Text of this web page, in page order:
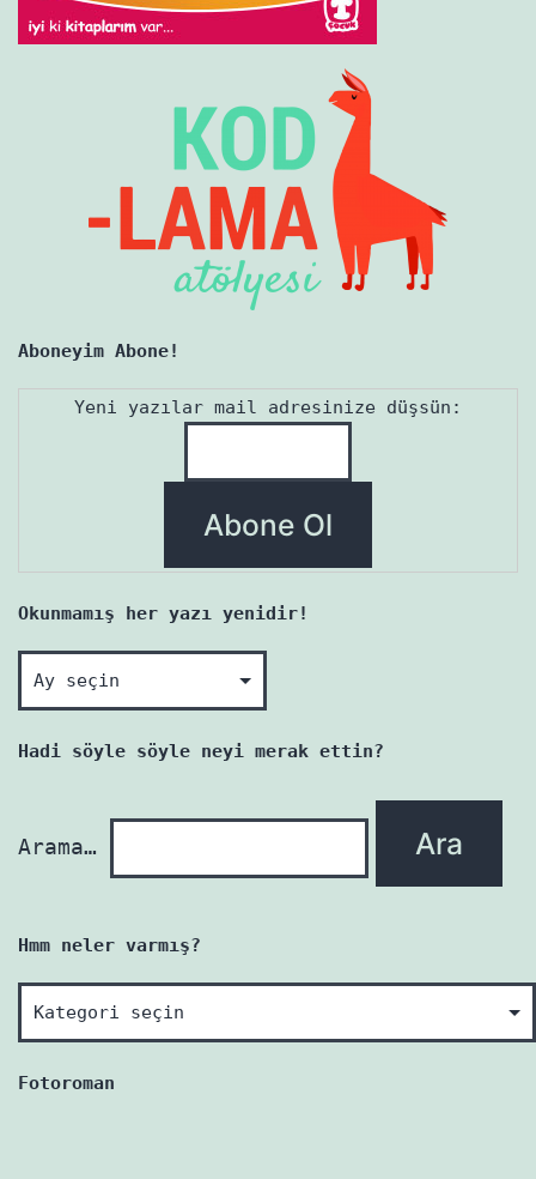
Aboneyim Abone!
Yeni yazılar mail adresinize düşsün:
Okunmamış her yazı yenidir!
Okunmamış
her
yazı
Hadi söyle söyle neyi merak ettin?
Arama…
Hmm neler varmış?
Hmm
neler
varmış?
Fotoroman